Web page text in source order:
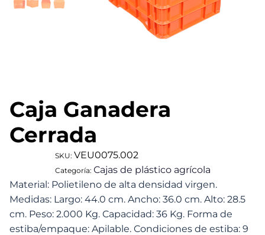
Caja Ganadera
Cerrada
SKU: VEU0075.002
Categoría: Cajas de plástico agrícola
Material: Polietileno de alta densidad virgen.
Medidas: Largo: 44.0 cm. Ancho: 36.0 cm. Alto: 28.5
cm. Peso: 2.000 Kg. Capacidad: 36 Kg. Forma de
estiba/empaque: Apilable. Condiciones de estiba: 9